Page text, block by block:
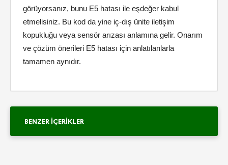
görüyorsanız, bunu E5 hatası ile eşdeğer kabul
etmelisiniz. Bu kod da yine iç-dış ünite iletişim
kopukluğu veya sensör arızası anlamına gelir. Onarım
ve çözüm önerileri E5 hatası için anlatılanlarla
tamamen aynıdır.
BENZER İÇERIKLER